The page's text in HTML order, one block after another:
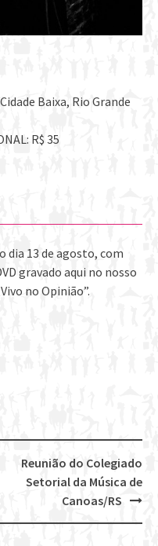
Baixa, Rio Grande
R$ 35
dia 13 de agosto, com
gravado aqui no nosso
no Opinião”.
Reunião do Colegiado
Setorial da Música de
Canoas/RS